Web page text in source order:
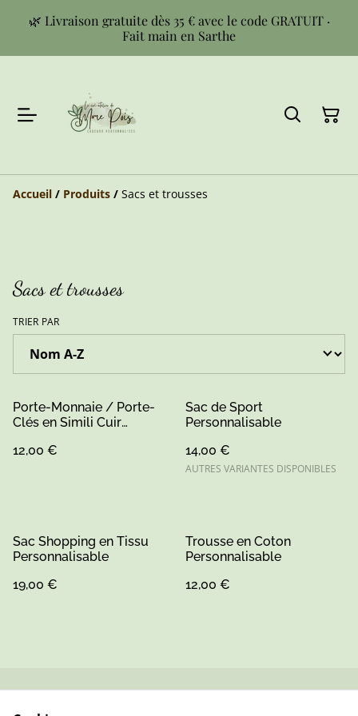
🌿 Livraison gratuite dès 35 € avec le code GRATUIT ·
Fait main en Sarthe
Accueil / Produits / Sacs et trousses
Sacs et trousses
TRIER PAR
Porte-Monnaie / Porte-
Clés en Simili Cuir
12,00 €
Sac de Sport
Personnalisable
14,00 €
AUTRES VARIANTES DISPONIBLES
Sac Shopping en Tissu
Personnalisable
19,00 €
Trousse en Coton
Personnalisable
12,00 €